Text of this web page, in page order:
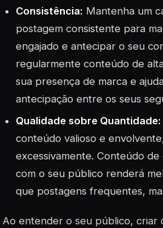
Consistência: Mantenha um
postagem consistente para
engajado e antecipar o seu
regularmente conteúdo de
sua presença de marca e
antecipação entre os seus
Qualidade sobre Quantidade:
conteúdo valioso e
excessivamente. Conteúdo
com o seu público renderá
que postagens frequentes,
Ao entender o seu público, criar